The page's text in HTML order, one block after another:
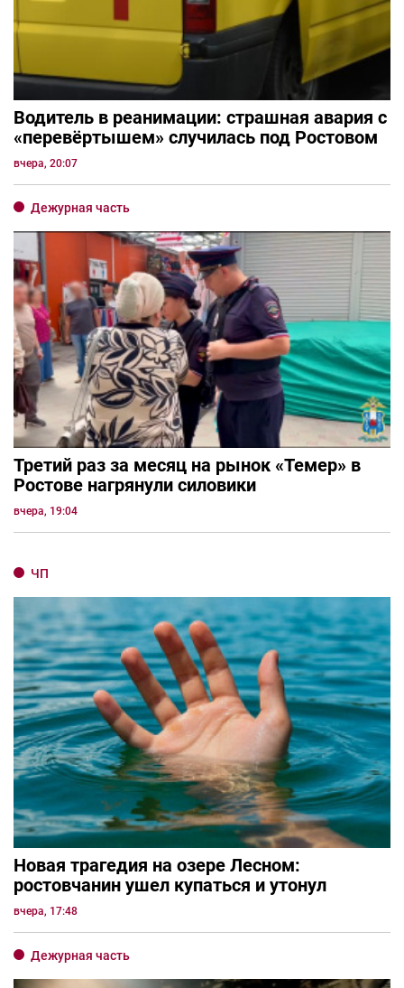
Водитель в реанимации: страшная авария с
«перевёртышем» случилась под Ростовом
вчера, 20:07
Дежурная часть
Третий раз за месяц на рынок «Темер» в
Ростове нагрянули силовики
вчера, 19:04
ЧП
Новая трагедия на озере Лесном:
ростовчанин ушел купаться и утонул
вчера, 17:48
Дежурная часть